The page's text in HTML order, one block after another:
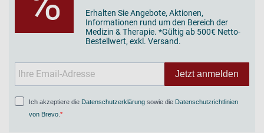
Erhalten Sie Angebote, Aktionen,
Informationen rund um den Bereich der
Medizin & Therapie. *Gültig ab 500€ Netto-
Bestellwert, exkl. Versand.
Jetzt anmelden
Ich akzeptiere die Datenschutzerklärung sowie die Datenschutzrichtlinien
von Brevo